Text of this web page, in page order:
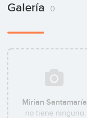
Galería 0
Mirian Santamaría
no tiene ninguna